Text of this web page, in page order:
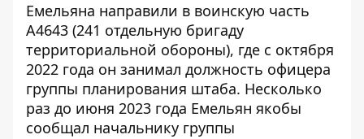
Емельяна направили в воинскую часть
А4643 (241 отдельную бригаду
территориальной обороны), где с октября
2022 года он занимал должность офицера
группы планирования штаба. Несколько
раз до июня 2023 года Емельян якобы
сообщал начальнику группы